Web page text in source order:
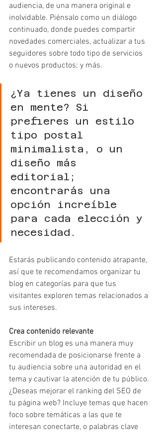
audiencia, de una manera original e
inolvidable. Piénsalo como un diálogo
continuado, donde puedes compartir
novedades comerciales, actualizar a tus
seguidores sobre todo tipo de servicios
o nuevos productos; y más.
¿Ya tienes un diseño
en mente? Si
prefieres un estilo
tipo postal
minimalista, o un
diseño más
editorial;
encontrarás una
opción increíble
para cada elección y
necesidad.
Estarás publicando contenido atrapante,
así que te recomendamos organizar tu
blog en categorías para que tus
visitantes exploren temas relacionados a
sus intereses.
Crea contenido relevante
Escribir un blog es una manera muy
recomendada de posicionarse frente a
tu audiencia sobre una autoridad en el
tema y cautivar la atención de tu público.
¿Deseas mejorar el ranking del SEO de
tu página web? Incluye temas que hacen
foco sobre temáticas a las que te
interesan conectarte, o palabras clave